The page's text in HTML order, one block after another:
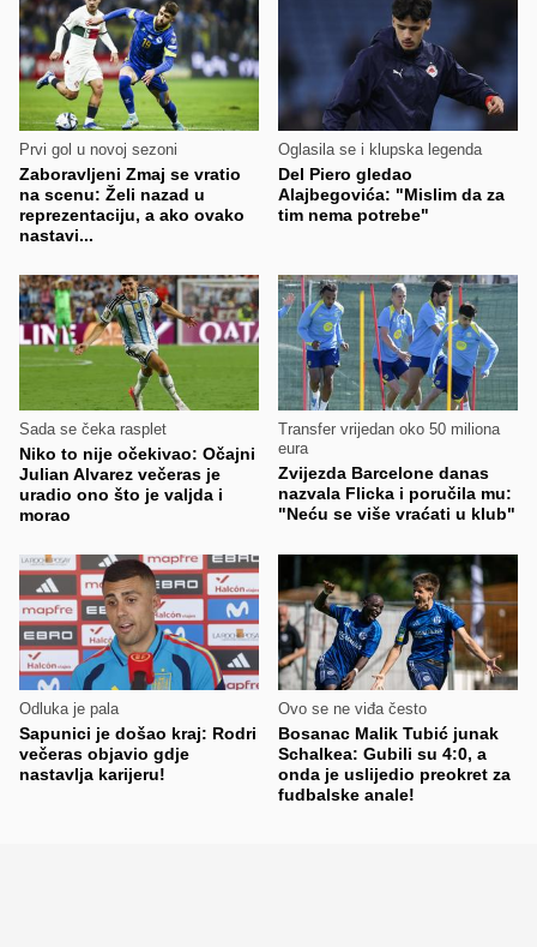
Prvi gol u novoj sezoni
Zaboravljeni Zmaj se vratio
na scenu: Želi nazad u
reprezentaciju, a ako ovako
nastavi...
Oglasila se i klupska legenda
Del Piero gledao
Alajbegovića: "Mislim da za
tim nema potrebe"
Sada se čeka rasplet
Niko to nije očekivao: Očajni
Julian Alvarez večeras je
uradio ono što je valjda i
morao
Transfer vrijedan oko 50 miliona
eura
Zvijezda Barcelone danas
nazvala Flicka i poručila mu:
"Neću se više vraćati u klub"
Odluka je pala
Sapunici je došao kraj: Rodri
večeras objavio gdje
nastavlja karijeru!
Ovo se ne viđa često
Bosanac Malik Tubić junak
Schalkea: Gubili su 4:0, a
onda je uslijedio preokret za
fudbalske anale!